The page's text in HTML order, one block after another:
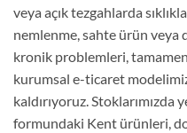
veya açık tezgahlarda
nemlenme, sahte ürün veya
kronik problemleri,
kurumsal e-ticaret
kaldırıyoruz.
formundaki Kent ürünleri,